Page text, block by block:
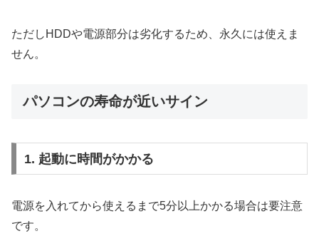
ただしHDDや電源部分は劣化するため、永久には使えま
せん。
パソコンの寿命が近いサイン
1. 起動に時間がかかる
電源を入れてから使えるまで5分以上かかる場合は要注意
です。